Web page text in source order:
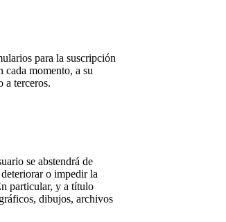
para la suscripción
cada momento, a su
a terceros.
se abstendrá de
o impedir la
particular, y a título
dibujos, archivos